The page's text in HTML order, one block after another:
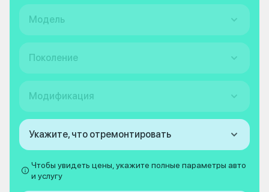
Модель
Поколение
Модификация
Укажите, что отремонтировать
Чтобы увидеть цены, укажите полные параметры авто
и услугу